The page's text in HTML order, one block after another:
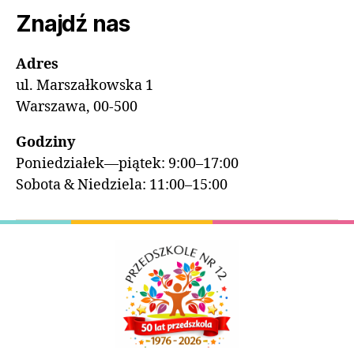
Znajdź nas
Adres
ul. Marszałkowska 1
Warszawa, 00-500
Godziny
Poniedziałek—piątek: 9:00–17:00
Sobota & Niedziela: 11:00–15:00